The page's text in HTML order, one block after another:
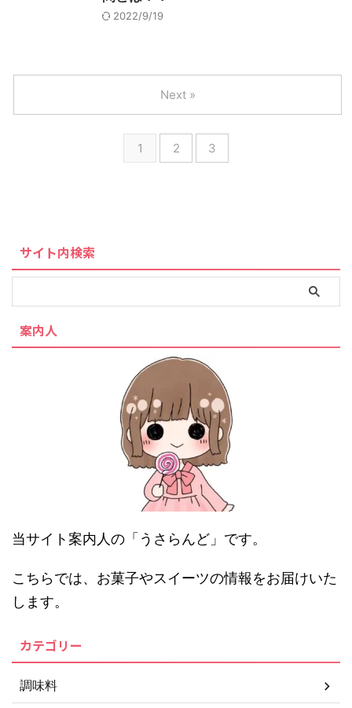
2022/9/19
1 2 3
Next »
サイト内検索
案内人
当サイト案内人の「うさらんど」です。
こちらでは、お菓子やスイーツの情報をお届けいた
します。
カテゴリー
調味料